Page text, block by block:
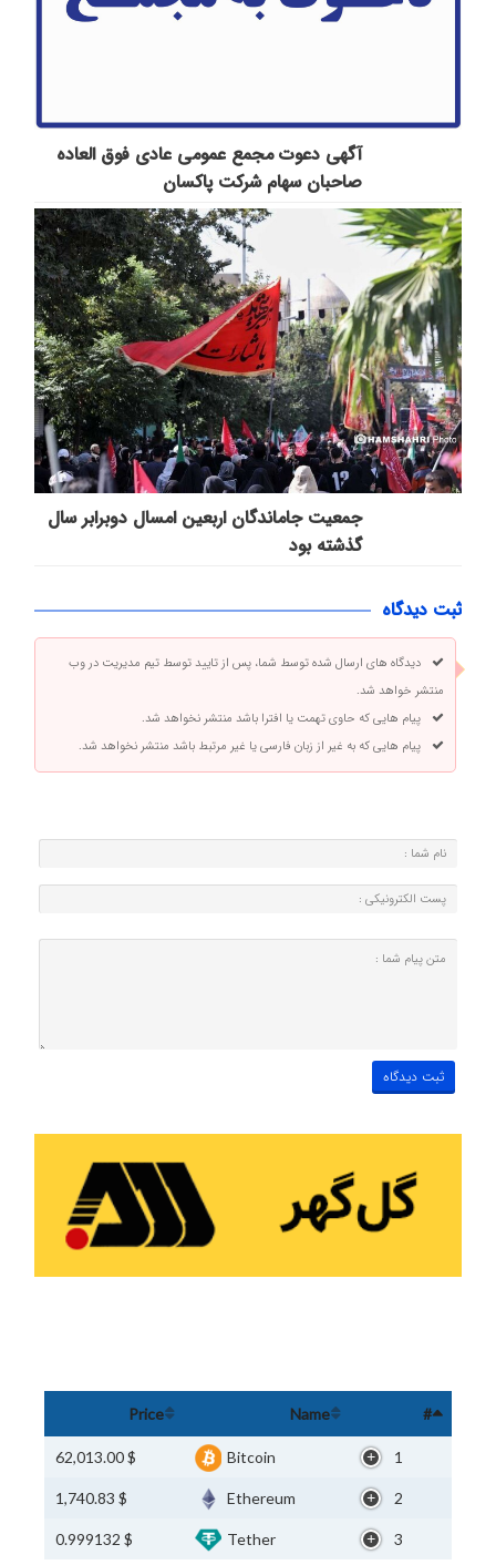
آگهی دعوت مجمع عمومی عادی فوق العاده
صاحبان سهام شرکت پاكسان
جمعیت جاماندگان اربعین امسال دوبرابر سال
گذشته بود
ثبت دیدگاه
دیدگاه های ارسال شده توسط شما، پس از تایید توسط تیم مدیریت در وب
منتشر خواهد شد.
پیام هایی که حاوی تهمت یا افترا باشد منتشر نخواهد شد.
پیام هایی که به غیر از زبان فارسی یا غیر مرتبط باشد منتشر نخواهد شد.
#
Name
Price
1
Bitcoin
$ 62,013.00
2
Ethereum
$ 1,740.83
3
Tether
$ 0.999132